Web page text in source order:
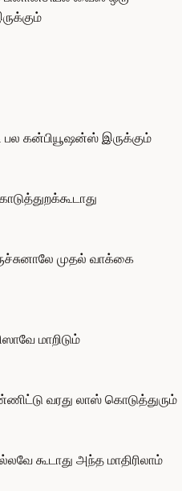
பல கன்பியூஷன்ஸ் இருக்கும்
முதல் வாக்கை
மாறிடும்
வரது லாஸ் கொடுத்துரும்
கூடாது அந்த மாதிரிலாம்